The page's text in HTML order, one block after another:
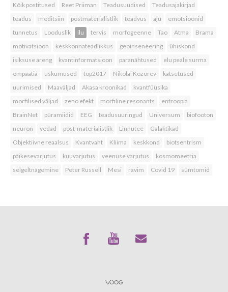
Kõik postitused Reet Priiman Teadusuudised
Teadusajakirjad
teadus
meditsiin postmaterialistlik teadvus aju
emotsioonid
tunnetus
Looduslik ilu tervis morfogeenne Tao Atma
Brama
motivatsioon
keskkonnateadlikkus geoinseneering
ühiskond
isiksuse areng
kvantinformatsioon paranähtused
elu peale surma
empaatia
uskumused top2017 Nikolai Kozõrev
katsetused
uurimised
Maaväljad Akasa kroonikad
kvantfüüsika
morfilised väljad
zeno efekt morfiline resonants
entroopia
BrainNet
püramiidid EEG teadusuuringud Universum
biofooton
neuron
vedad post-materialistlik Linnutee
Galaktikad
Objektiivne reaalsus
Kvantvaht Kliima keskkond
biotsentrism
päikesevarjutus
kuuvarjutus veenuse varjutus
kosmomeetria
selgeltnägemine
Peter Russell Mesi ravim Covid 19 sümtomid